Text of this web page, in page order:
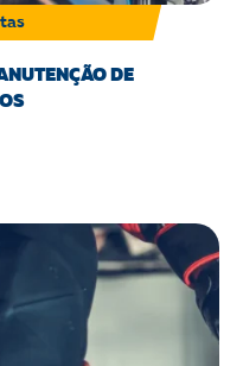
DE